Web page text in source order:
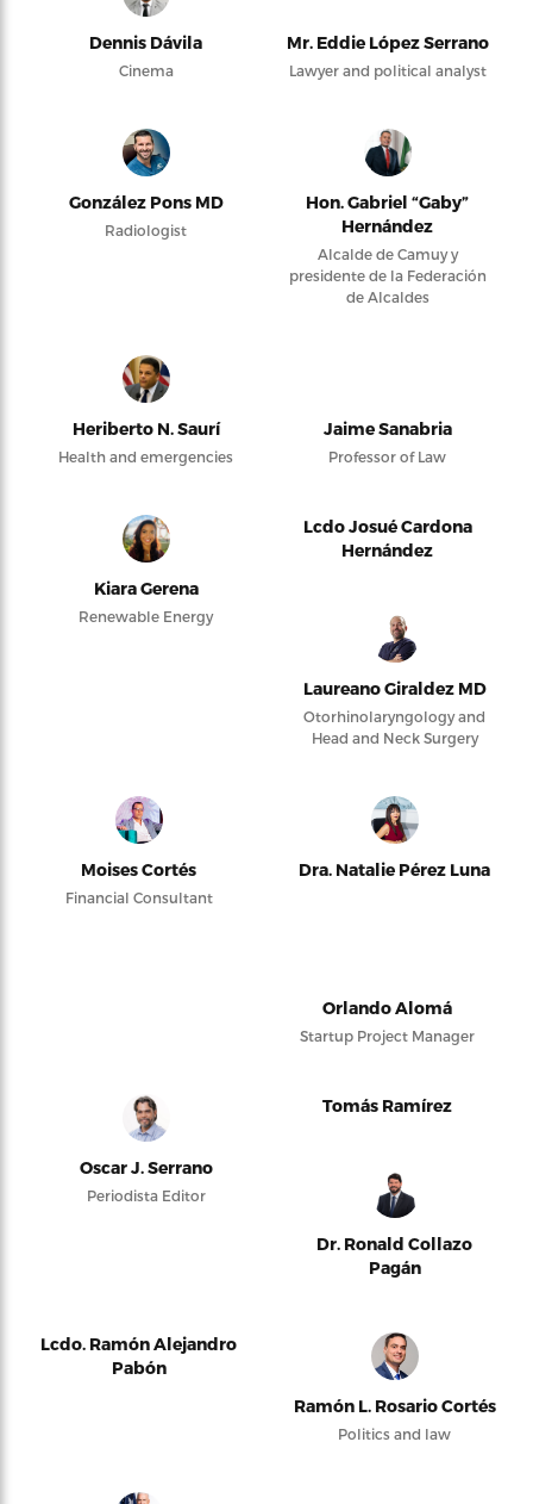
Dennis Dávila
Cinema
Mr. Eddie López Serrano
Lawyer and political analyst
González Pons MD
Radiologist
Hon. Gabriel “Gaby”
Hernández
Alcalde de Camuy y
presidente de la Federación
de Alcaldes
Heriberto N. Saurí
Health and emergencies
Jaime Sanabria
Professor of Law
Kiara Gerena
Renewable Energy
Lcdo Josué Cardona
Hernández
Laureano Giraldez MD
Otorhinolaryngology and
Head and Neck Surgery
Moises Cortés
Financial Consultant
Dra. Natalie Pérez Luna
Orlando Alomá
Startup Project Manager
Oscar J. Serrano
Periodista Editor
Tomás Ramírez
Dr. Ronald Collazo
Pagán
Lcdo. Ramón Alejandro
Pabón
Ramón L. Rosario Cortés
Politics and law